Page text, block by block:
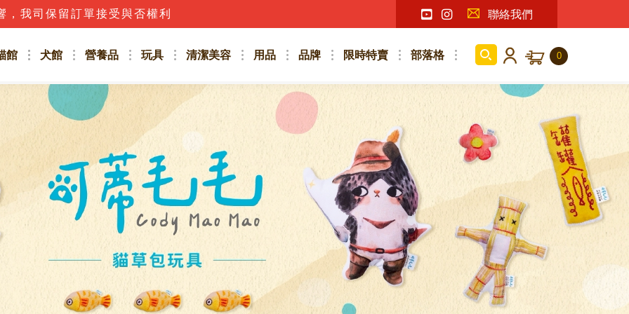
我司保留訂單接受與否權利 聯絡我們
館 犬館 營養品 玩具 清潔美容 用品 品牌 限時特賣 部落格 0